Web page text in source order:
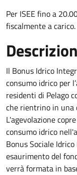
Per ISEE fino a
fiscalmente a carico.
Il Bonus Idrico
consumo idrico per
residenti di Pelago
che rientrino in una
L'agevolazione
consumo idrico
Bonus Sociale
esaurimento del
verrà formata in